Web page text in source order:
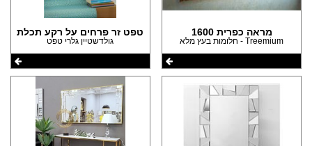
מראה כפרית 1600
Treemium - חלומות בעץ מלא
טפט זר פרחים על רקע תכלת
גולדשטיין גלרי טפט